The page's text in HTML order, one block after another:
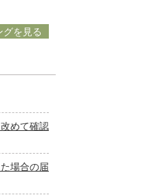
グを見る
めて確認
場合の届